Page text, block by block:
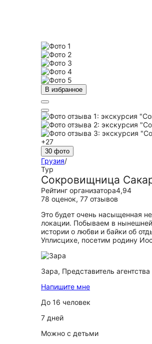
В избранное
+27
30 фото
Грузия/
Тур
Сокровищница
Рейтинг организатора4,94
78 оценок, 77 отзывов
Это будет очень насыщенная
локации. Побываем в
истории о любви и байки об
Уплисцихе, посетим родину
Зара, Представитель агентства
Напишите мне
До 16 человек
7 дней
Можно с детьми